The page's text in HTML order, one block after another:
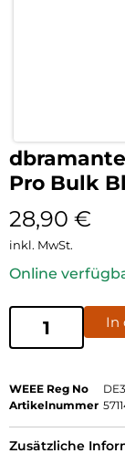
Pro Bulk
28,90 €
inkl. MwSt.
Online
In
WEEE Reg No
Artikelnummer
Zusätzliche